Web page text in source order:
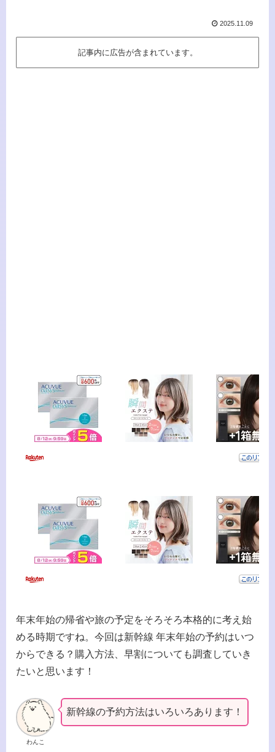
2025.11.09
記事内に広告が含まれています。
年末年始の帰省や旅の予定をそろそろ本格的に考え始
める時期ですね。今回は新幹線 年末年始の予約はいつ
からできる？購入方法、早割についても調査していき
たいと思います！
わんこ
新幹線の予約方法はいろいろあります！